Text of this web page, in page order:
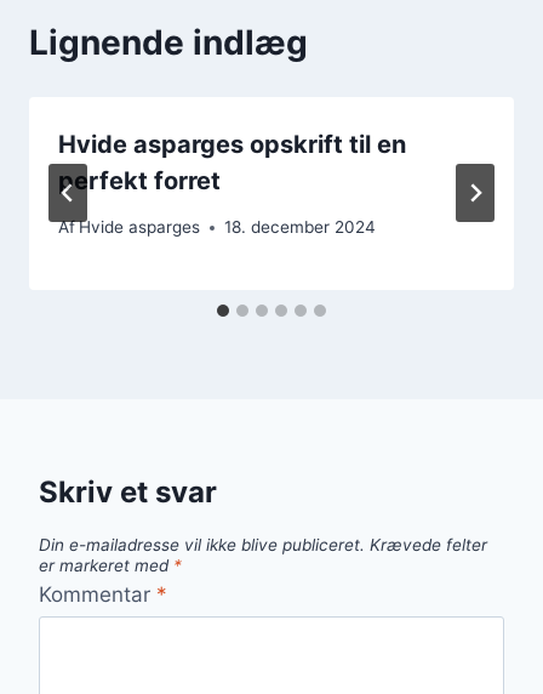
Lignende indlæg
Hvide asparges opskrift til en
perfekt forret
AfHvide asparges 18. december 2024
Skriv et svar
Din e-mailadresse vil ikke blive publiceret. Krævede felter
er markeret med *
Kommentar *